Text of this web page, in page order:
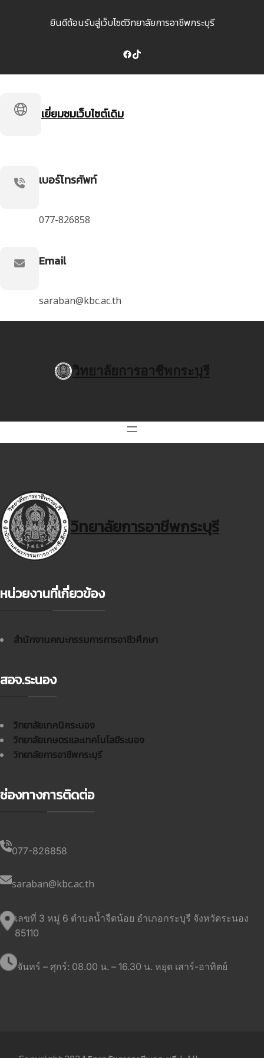
ยินดีต้อนรับสู่เว็บไซต์วิทยาลัยการอาชีพกระบุรี
Facebook TikTok
เยี่ยมชมเว็บไซต์เดิม
เบอร์โทรศัพท์
077-826858
Email
saraban@kbc.ac.th
วิทยาลัยการอาชีพกระบุรี
วิทยาลัยการอาชีพกระบุรี
หน่วยงานที่เกี่ยวข้อง
สำนักงานคณะกรรมการการอาชีวศึกษา
สอจ.ระนอง
วิทยาลัยเทคนิคระนอง
วิทยาลัยเกษตรและเทคโนโลยีระนอง
วิทยาลัยการอาชีพกระบุรี
ช่องทางการติดต่อ
077-826858
saraban@kbc.ac.th
เลขที่ 3 หมู่ 6 ตำบลน้ำจืดน้อย อำเภอกระบุรี จังหวัดระนอง
85110
จันทร์ – ศุกร์: 08.00 น. – 16.30 น. หยุด เสาร์-อาทิตย์